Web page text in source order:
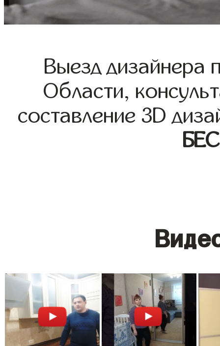
Выезд дизайнера
Области,
составление 3D